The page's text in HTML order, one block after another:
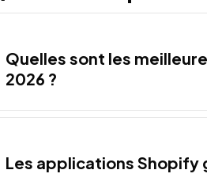
Quelles sont les
2026 ?
Les applications